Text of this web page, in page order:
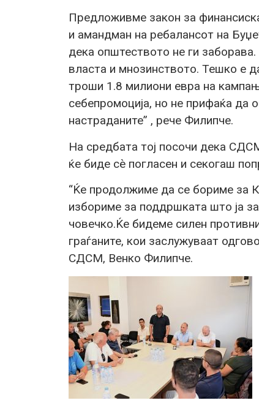
Предложивме закон за
и амандман на ребалансот на
дека општеството не ги
власта и мнозинството. Тешко е
троши 1.8 милиони евра на
себепромоција, но не прифаќа да
настраданите” , рече Филипче.
На средбата тој посочи дека
ќе биде сѐ погласен и секогаш
“Ќе продолжиме да се бориме за
избориме за поддршката што ја
човечко.Ќе бидеме силен
граѓаните, кои заслужуваат
СДСМ, Венко Филипче.